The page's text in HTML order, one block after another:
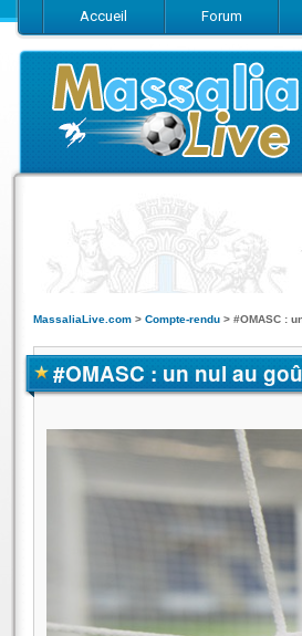
Accueil Forum
MassaliaLive.com > Compte-rendu > #OMASC :
#OMASC : un nul au